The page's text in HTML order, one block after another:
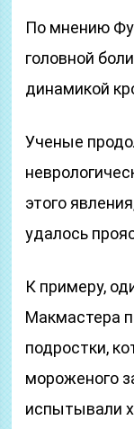
По мнению
головной
динамикой
Ученые
этого
удалось
К примеру,
Макмастера
подростки,
мороженого
испытывали